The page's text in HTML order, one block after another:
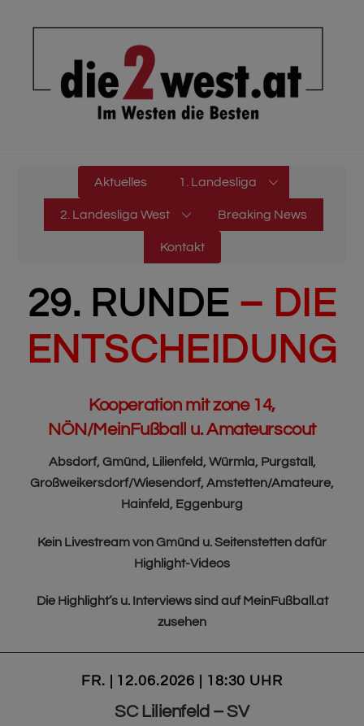
Aktuelles 1. Landesliga
2. Landesliga West Breaking News
Kontakt
29. RUNDE – DIE
ENTSCHEIDUNG
Kooperation mit zone 14,
NÖN/MeinFußball u. Amateurscout
Absdorf, Gmünd, Lilienfeld, Würmla, Purgstall,
Großweikersdorf/Wiesendorf, Amstetten/Amateure,
Hainfeld, Eggenburg
Kein Livestream von Gmünd u. Seitenstetten dafür
Highlight-Videos
Die Highlight’s u. Interviews sind auf MeinFußball.at
zusehen
FR. | 12.06.2026 | 18:30 UHR
SC Lilienfeld – SV